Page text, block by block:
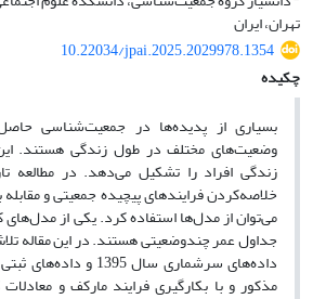
تهران، ایران
10.22034/jpai.2025.2029978.1354
چکیده
بسیاری از پدیده‌ها در جمعیت‌شناسی حاصل
وضعیت‌های مختلف در طول زندگی هستند. این
زندگی افراد را تشکیل می‌دهد. در مطالعه
خلاصه‌کردن فرایندهای پیچیده جمعیتی و
می‌توان از مدل‌ها استفاده کرد. یکی از مدل‌های
جداول عمر چندوضعیتی هستند. در این مقاله
داده‌های سرشماری سال
مذکور و با بکارگیری فرایند مارکف و